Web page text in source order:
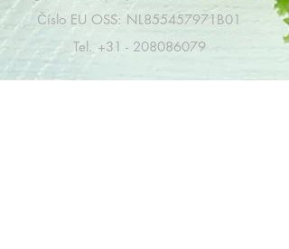
Číslo EU OSS: NL855457971B01
Tel. +31 - 208086079